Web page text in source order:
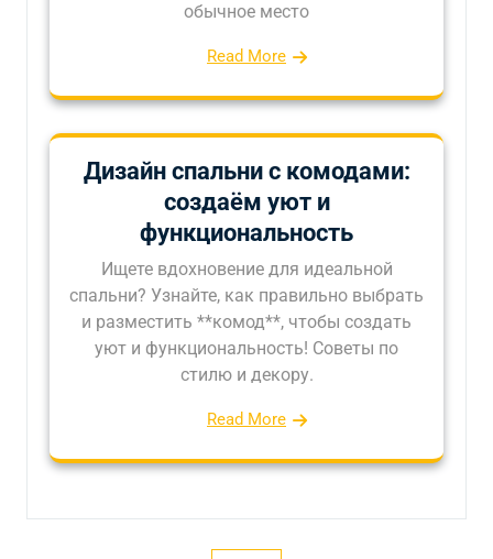
обычное место
Read More
Дизайн спальни с комодами:
создаём уют и
функциональность
Ищете вдохновение для идеальной
спальни? Узнайте, как правильно выбрать
и разместить **комод**, чтобы создать
уют и функциональность! Советы по
стилю и декору.
Read More